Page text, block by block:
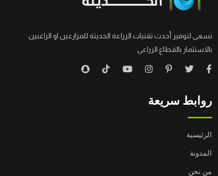
نسعى لتوفير أحدث تقنيات الزراعة الحديثة للمزارعين او الراغبين
بالاستثمار بالقطاع الزراعي
روابط سريعة
الرئيسية
المدونة
من نحن